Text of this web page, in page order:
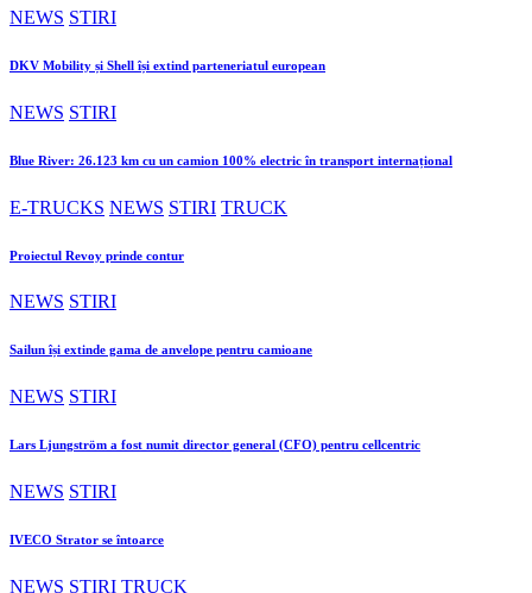
NEWS STIRI
DKV Mobility și Shell își extind parteneriatul european
NEWS STIRI
Blue River: 26.123 km cu un camion 100% electric în transport internațional
E-TRUCKS NEWS STIRI TRUCK
Proiectul Revoy prinde contur
NEWS STIRI
Sailun își extinde gama de anvelope pentru camioane
NEWS STIRI
Lars Ljungström a fost numit director general (CFO) pentru cellcentric
NEWS STIRI
IVECO Strator se întoarce
NEWS STIRI TRUCK